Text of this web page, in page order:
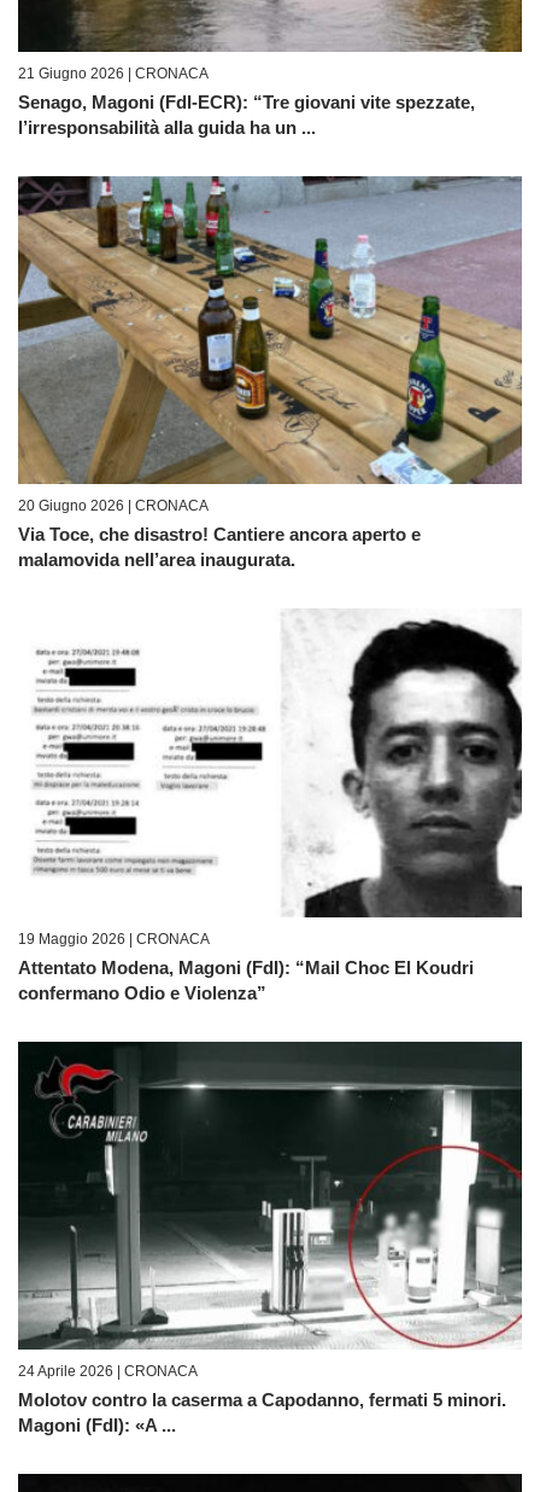
21 Giugno 2026 | CRONACA
Senago, Magoni (FdI-ECR): “Tre giovani vite spezzate,
l’irresponsabilità alla guida ha un ...
20 Giugno 2026 | CRONACA
Via Toce, che disastro! Cantiere ancora aperto e
malamovida nell’area inaugurata.
19 Maggio 2026 | CRONACA
Attentato Modena, Magoni (FdI): “Mail Choc El Koudri
confermano Odio e Violenza”
24 Aprile 2026 | CRONACA
Molotov contro la caserma a Capodanno, fermati 5 minori.
Magoni (FdI): «A ...